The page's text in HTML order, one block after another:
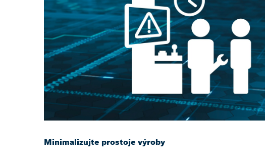
Minimalizujte prostoje výroby